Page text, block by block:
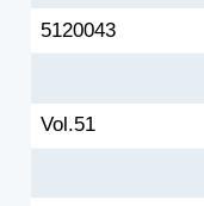
5120043
Vol.51